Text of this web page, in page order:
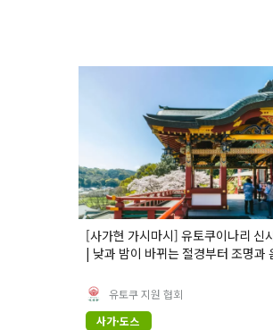
[사가현 가시마시] 유토쿠이나리 신
| 낮과 밤이 바뀌는 절경부터 조명과
유토쿠 지원 협회
사가·도스